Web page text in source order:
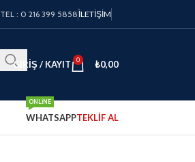
TEL : 0 216 399 5858 İLETIŞIM
GIRIŞ / KAYIT 0 ₺0,00
WHATSAPP
ONLINE
TEKLİF AL